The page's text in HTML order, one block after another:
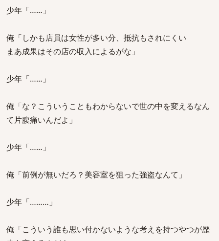
少年「……」
俺「しかも店員は女性が多い分、抵抗もされにくい
まあ成果はその店の収入によるがな」
少年「……」
俺「な？こういうこともわからないで世の中を変えるなん
て片腹痛いんだよ」
少年「……」
俺「前例が無いだろ？美容室を狙った強盗なんて」
少年「………」
俺「こういう誰も思い付かないような考えを持つやつが歴